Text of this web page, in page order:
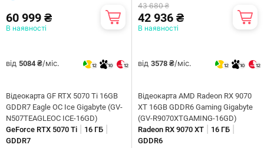
60 999 ₴
В наявності
від 5084 ₴/міс. 12 10 12
Відеокарта GF RTX 5070 Ti 16GB
GDDR7 Eagle OC Ice Gigabyte (GV-
N507TEAGLEOC ICE-16GD)
GeForce RTX 5070 Ti
16 ГБ
GDDR7
43 680 ₴
42 936 ₴
В наявності
від 3578 ₴/міс. 12 10 12
Відеокарта AMD Radeon RX 9070
XT 16GB GDDR6 Gaming Gigabyte
(GV-R9070XTGAMING-16GD)
Radeon RX 9070 XT
16 ГБ
GDDR6